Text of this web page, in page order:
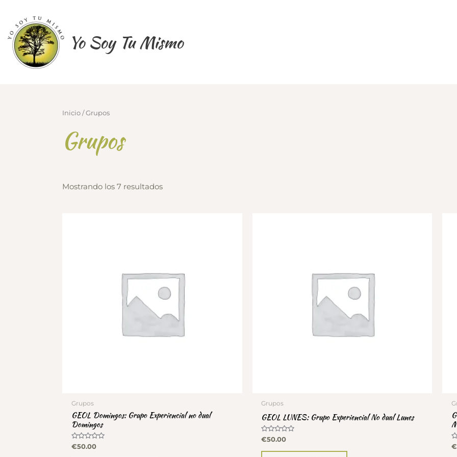
contenido
Yo Soy Tu Mismo
Inicio/ Grupos
Grupos
Mostrando los 7 resultados
Grupos
GEOL Domingos: Grupo Experiencial no dual
Domingos
Valorado
con
€50.00
Grupos
GEOL LUNES: Grupo Experiencial No dual Lunes
Valorado
con
0
€50.00
€